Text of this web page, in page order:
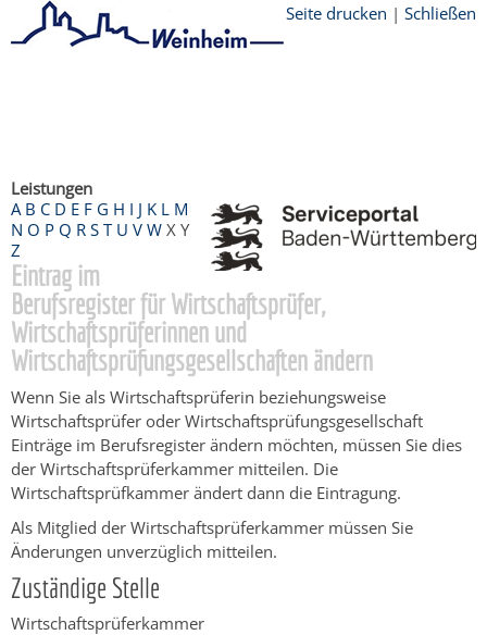
Seite drucken | Schließen
Leistungen
A B C D E F G H I J K L M
N O P Q R S T U V W X Y
Z
Eintrag im
Berufsregister für Wirtschaftsprüfer,
Wirtschaftsprüferinnen und
Wirtschaftsprüfungsgesellschaften ändern
Wenn Sie als Wirtschaftsprüferin beziehungsweise
Wirtschaftsprüfer oder Wirtschaftsprüfungsgesellschaft
Einträge im Berufsregister ändern möchten, müssen Sie dies
der Wirtschaftsprüferkammer mitteilen. Die
Wirtschaftsprüfkammer ändert dann die Eintragung.
Als Mitglied der Wirtschaftsprüferkammer müssen Sie
Änderungen unverzüglich mitteilen.
Zuständige Stelle
Wirtschaftsprüferkammer